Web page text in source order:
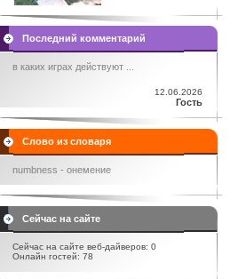
Последний комментарий
в каких играх действуют ...
12.06.2026
Гость
Слово из словаря
numbness - онемение
Сейчас на сайте
Сейчас на сайте веб-дайверов: 0
Онлайн гостей: 78